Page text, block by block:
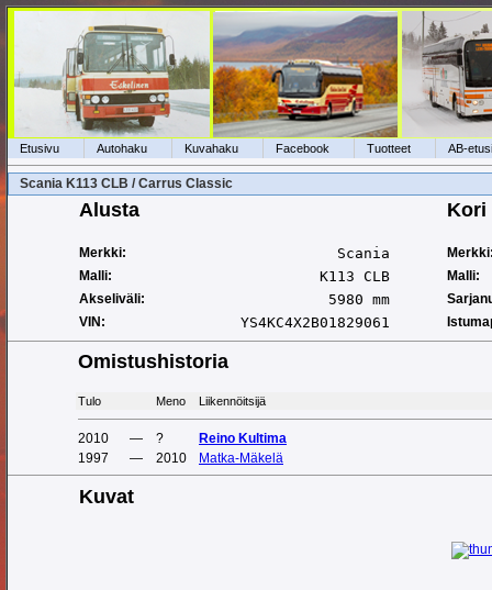
Etusivu Autohaku Kuvahaku Facebook Tuotteet AB-
Scania K113 CLB / Carrus Classic
Alusta Kori
Merkki: Scania
Malli:
K113 CLB
Malli:
Akseliväli:
5980 mm
VIN:
YS4KC4X2B01829061
Omistushistoria
Tulo Meno Liikennöitsijä
2010 — ?
Reino Kultima
1997
— 2010 Matka-Mäkelä
Kuvat